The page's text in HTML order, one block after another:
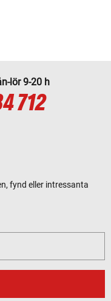
lör 9-20 h
712
fynd eller intressanta